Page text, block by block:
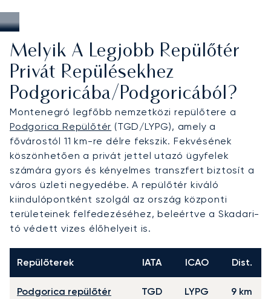
Melyik A Legjobb Repülőtér
Privát Repülésekhez
Podgoricába/Podgoricából?
Montenegró legfőbb nemzetközi repülőtere a
Podgorica Repülőtér (TGD/LYPG), amely a
fővárostól 11 km-re délre fekszik. Fekvésének
köszönhetően a privát jettel utazó ügyfelek
számára gyors és kényelmes transzfert biztosít a
város üzleti negyedébe. A repülőtér kiváló
kiindulópontként szolgál az ország központi
területeinek felfedezéséhez, beleértve a Skadari-
tó védett vizes élőhelyeit is.
Repülőterek IATA ICAO Dist.
Podgorica repülőtér TGD LYPG 9 km